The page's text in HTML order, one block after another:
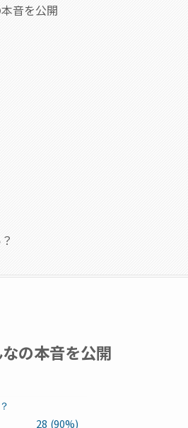
音を公開
の本音を公開
28 (90%)